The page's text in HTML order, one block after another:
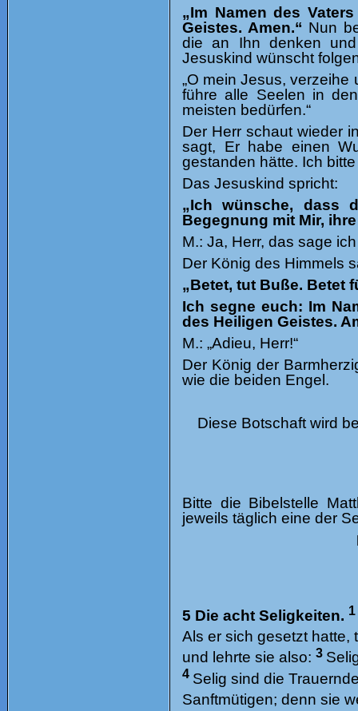
„Im Namen des
Geistes. Amen.“ Nun
die an Ihn denken
Jesuskind wünscht
„O mein Jesus,
führe alle Seelen in
meisten bedürfen.“
Der Herr schaut wieder
sagt, Er habe einen
gestanden hätte. Ich
Das Jesuskind spricht:
„Ich wünsche, dass
Begegnung mit Mir,
M.: Ja, Herr, das sage
Der König des Himmels
„Betet, tut Buße. Betet
Ich segne euch: Im
des Heiligen Geistes.
M.: „Adieu, Herr!“
Der König der
wie die beiden Engel.
Diese Botschaft wird
Bitte die Bibelstelle
jeweils täglich eine der
5 Die acht Seligkeiten. 1
Als er sich gesetzt
und lehrte sie also: 3
4 Selig sind die
Sanftmütigen; denn sie